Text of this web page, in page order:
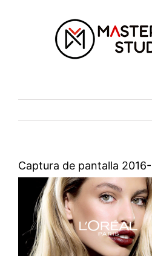
contenido
Captura de pantalla